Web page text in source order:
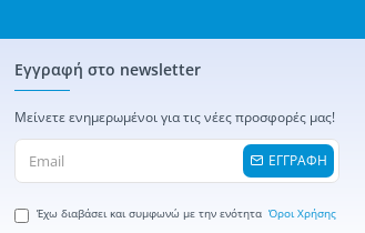
Εγγραφή στο newsletter
Μείνετε ενημερωμένοι για τις νέες προσφορές μας!
ΕΓΓΡΑΦΗ
Έχω διαβάσει και συμφωνώ με την ενότητα Όροι Χρήσης